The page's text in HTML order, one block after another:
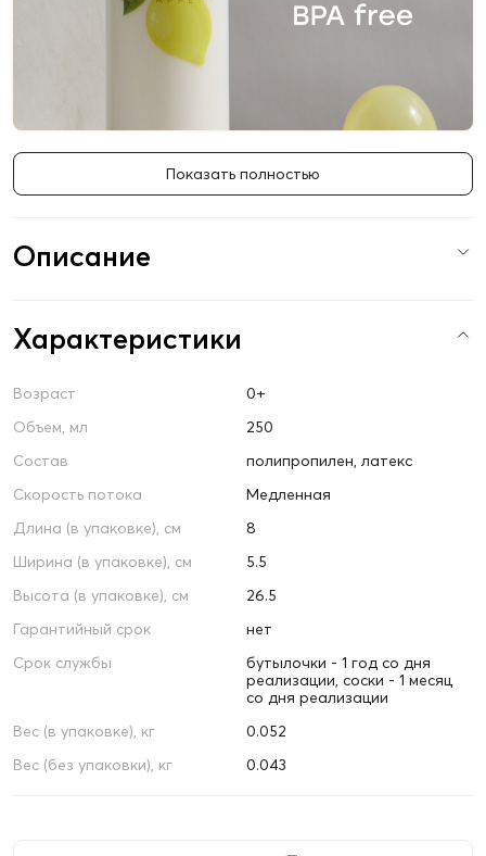
Показать полностью
Описание
Характеристики
Возраст
0+
Объем, мл
250
Состав
полипропилен, латекс
Скорость потока
Медленная
Длина (в упаковке), см
8
Ширина (в упаковке), см
5.5
Высота (в упаковке), см
26.5
Гарантийный срок
нет
Срок службы
бутылочки - 1 год со дня
реализации, соски - 1 месяц
со дня реализации
Вес (в упаковке), кг
0.052
Вес (без упаковки), кг
0.043